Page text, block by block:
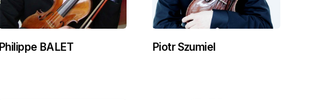
Philippe BALET Piotr Szumiel